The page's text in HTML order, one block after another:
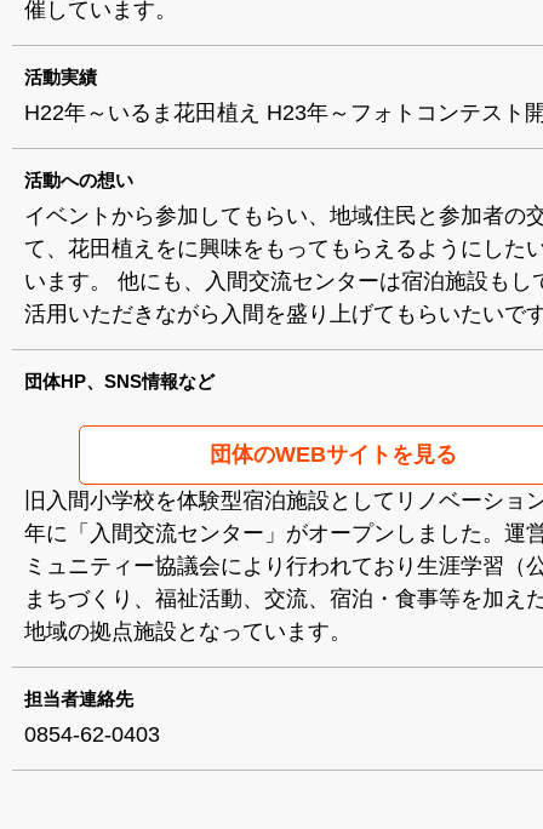
催しています。
活動実績
H22年～いるま花田植え H23年～フォトコンテスト
活動への想い
イベントから参加してもらい、地域住民と参加者の
て、花田植えをに興味をもってもらえるようにした
います。 他にも、入間交流センターは宿泊施設もし
活用いただきながら入間を盛り上げてもらいたいで
団体HP、SNS情報など
団体のWEBサイトを見る
旧入間小学校を体験型宿泊施設としてリノベーショ
年に「入間交流センター」がオープンしました。運
ミュニティー協議会により行われており生涯学習（
まちづくり、福祉活動、交流、宿泊・食事等を加え
地域の拠点施設となっています。
担当者連絡先
0854-62-0403